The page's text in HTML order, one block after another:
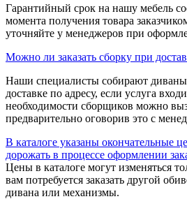
Гарантийный срок на нашу мебель
момента получения товара
уточняйте у менеджеров при
Можно ли заказать сборку при
Наши специалисты собирают
доставке по адресу, если услуга
необходимости сборщиков можно
предварительно оговорив это с
В каталоге указаны окончательные
дорожать в процессе оформлении
Цены в каталоге могут изменяться
вам потребуется заказать другой
дивана или механизмы.